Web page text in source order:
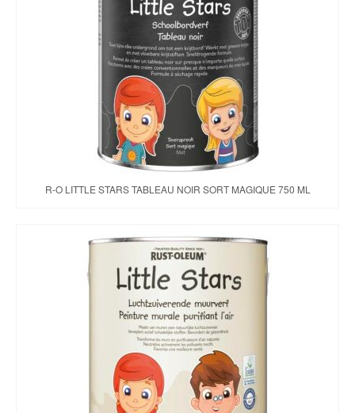
R-O LITTLE STARS TABLEAU NOIR SORT MAGIQUE 750 ML